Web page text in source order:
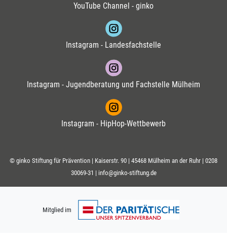
YouTube Channel - ginko
Instagram - Landesfachstelle
Instagram - Jugendberatung und Fachstelle Mülheim
Instagram - HipHop-Wettbewerb
© ginko Stiftung für Prävention | Kaiserstr. 90 | 45468 Mülheim an der Ruhr | 0208
30069-31 | info@ginko-stiftung.de
Mitglied im